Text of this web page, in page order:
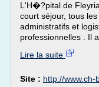
L'H�?pital de
court séjour, tous
administratifs et
professionnelles . Il
Lire la suite
Site : http://